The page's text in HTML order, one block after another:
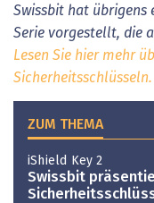
Swissbit hat übrigens
Serie vorgestellt, die
Lesen Sie hier mehr
Sicherheitsschlüsseln.
ZUM THEMA
iShield Key 2
Swissbit